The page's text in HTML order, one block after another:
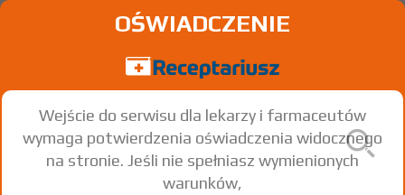
OŚWIADCZENIE
Wejście do serwisu dla lekarzy i farmaceutów
wymaga potwierdzenia oświadczenia widocznego
na stronie. Jeśli nie spełniasz wymienionych
warunków,